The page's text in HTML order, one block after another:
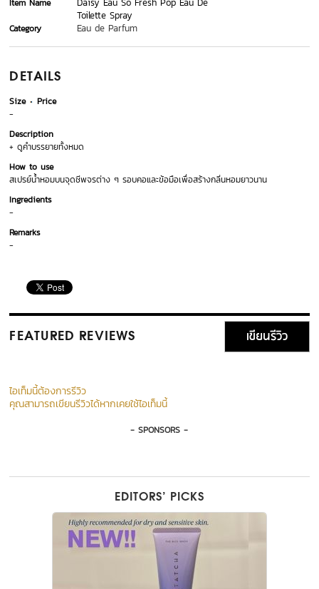
Item Name
Toilette Spray
Category Eau de Parfum
DETAILS
Size
Price
-
Description
+ ดูคำบรรยายทั้งหมด
How to use
สเปรย์น้ำหอมบนจุดชีพจรต่าง ๆ รอบคอและข้อมือเพื่อสร้างกลิ่นหอมยาวนาน
Ingredients
-
Remarks
-
FEATURED REVIEWS เขียนรีวิว
ไอเท็มนี้ต้องการรีวิว
คุณสามารถเขียนรีวิวได้หากเคยใช้ไอเท็มนี้
- SPONSORS -
EDITORS’ PICKS